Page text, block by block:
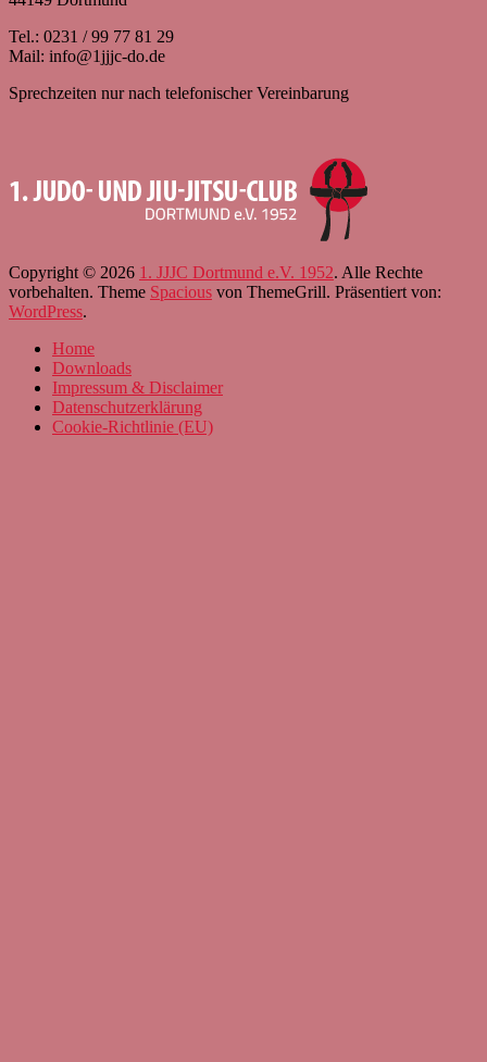
Tel.: 0231 / 99 77 81 29
Mail: info@1jjjc-do.de
Sprechzeiten nur nach telefonischer Vereinbarung
Copyright © 2026 1. JJJC Dortmund e.V. 1952. Alle Rechte
vorbehalten. Theme Spacious von ThemeGrill. Präsentiert von:
WordPress.
Home
Downloads
Impressum & Disclaimer
Datenschutzerklärung
Cookie-Richtlinie (EU)